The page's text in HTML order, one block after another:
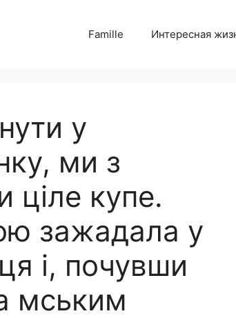
Famille Интересная
у
ми з
купе.
зажадала у
і, почувши
мським